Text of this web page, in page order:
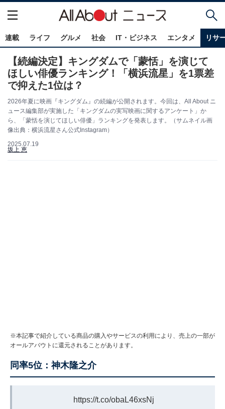
連載 ライフ グルメ 社会 IT・ビジネス エンタメ リサ
【続編決定】キングダムで「蒙恬」を演じて
ほしい俳優ランキング！「横浜流星」を1票差
で抑えた1位は？
2026年夏に映画『キングダム』の続編が公開されます。今回は、All About ニ
ュース編集部が実施した「キングダムの実写映画に関するアンケート」か
ら、「蒙恬を演じてほしい俳優」ランキングを発表します。（サムネイル画
像出典：横浜流星さん公式Instagram）
2025.07.19
坂上 恵
※本記事で紹介している商品の購入やサービスの利用により、売上の一部が
オールアバウトに還元されることがあります。
同率5位：神木隆之介
https://t.co/obaL46xsNj